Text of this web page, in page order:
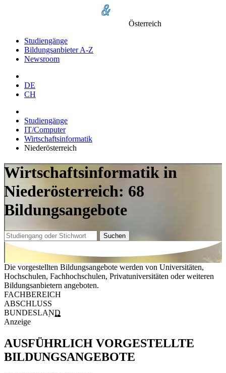
Österreich
Studiengänge
Bildungsanbieter A-Z
Newsroom
DE
CH
Studiengänge
IT/Computer
Wirtschaftsinformatik
Niederösterreich
Wirtschaftsinformatik in
Niederösterreich: 68
Bildungsangebote
Suchen
Die vorgestellten Bildungsangebote werden von Universitäten,
Hochschulen, Fachhochschulen, Privatuniversitäten oder weiteren
Bildungsanbietern angeboten.
FACHBEREICH
ABSCHLUSS
BUNDESLAND
Anzeige
AUSFÜHRLICH VORGESTELLTE
BILDUNGSANGEBOTE